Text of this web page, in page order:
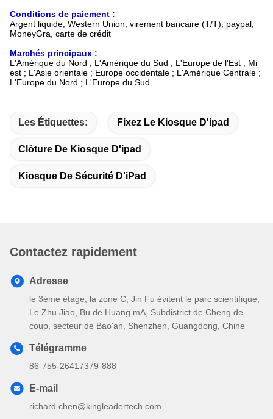
Conditions de paiement :
Argent liquide, Western Union, virement bancaire (T/T), paypal,
MoneyGra, carte de crédit
Marchés principaux :
L'Amérique du Nord ; L'Amérique du Sud ; L'Europe de l'Est ; Mi
est ; L'Asie orientale ; Europe occidentale ; L'Amérique Centrale ;
L'Europe du Nord ; L'Europe du Sud
Les Étiquettes: Fixez Le Kiosque D'ipad
Clôture De Kiosque D'ipad
Kiosque De Sécurité D'iPad
Contactez rapidement
Adresse
le 3ème étage, la zone C, Jin Fu évitent le parc scientifique,
Le Zhu Jiao, Bu de Huang mA, Subdistrict de Cheng de
coup, secteur de Bao'an, Shenzhen, Guangdong, Chine
Télégramme
86-755-26417379-888
E-mail
richard.chen@kingleadertech.com